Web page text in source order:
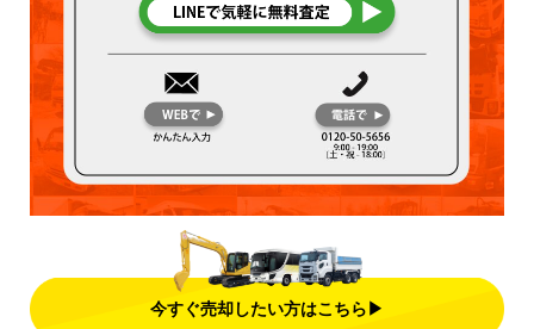
今すぐ売却したい方はこちら▶